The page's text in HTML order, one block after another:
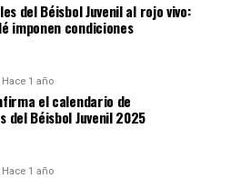
del Béisbol Juvenil al rojo vivo:
imponen condiciones
Hace 1 año
el calendario de
del Béisbol Juvenil 2025
Hace 1 año